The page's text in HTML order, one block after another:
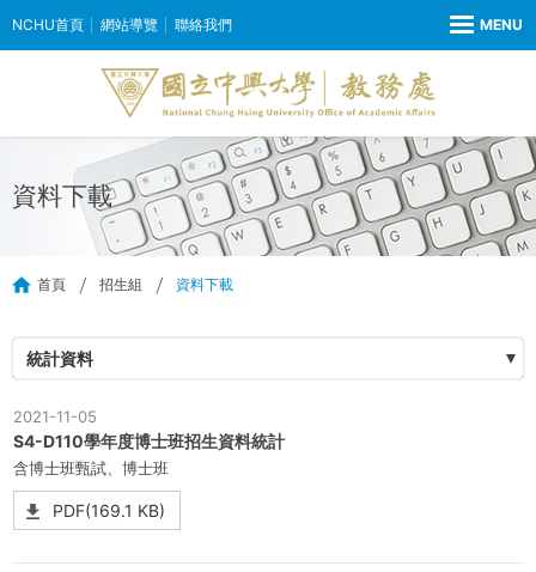
NCHU首頁 網站導覽 聯絡我們
資料下載
首頁 招生組 資料下載
統計資料
2021-11-05
S4-D110學年度博士班招生資料統計
含博士班甄試、博士班
PDF(169.1 KB)